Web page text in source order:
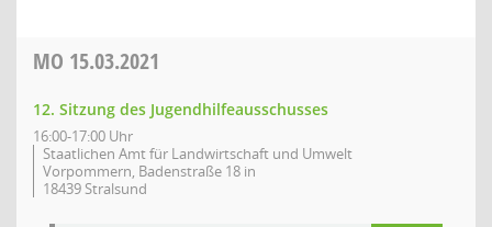
MO 15.03.2021
12. Sitzung des Jugendhilfeausschusses
16:00-17:00 Uhr
Staatlichen Amt für Landwirtschaft und Umwelt
Vorpommern, Badenstraße 18 in
18439 Stralsund